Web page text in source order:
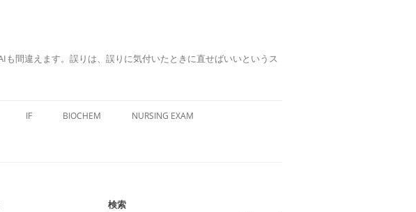
間違えます。誤りは、誤りに気付いたときに直せばいいというス
IF BIOCHEM NURSING EXAM
検索